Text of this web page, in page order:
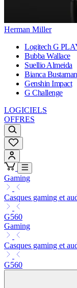
Herman Miller
Logitech G
Bubba Wallace
Suellio Almeida
Bianca
Genshin Impact
G Challenge
LOGICIELS
OFFRES
Gaming
Casques gaming et
G560
Gaming
Casques gaming et
G560